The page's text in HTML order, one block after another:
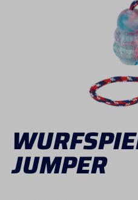
JUMPER